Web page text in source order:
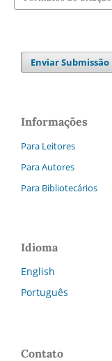
Enviar Submissão
Informações
Para Leitores
Para Autores
Para Bibliotecários
Idioma
English
Português
Contato